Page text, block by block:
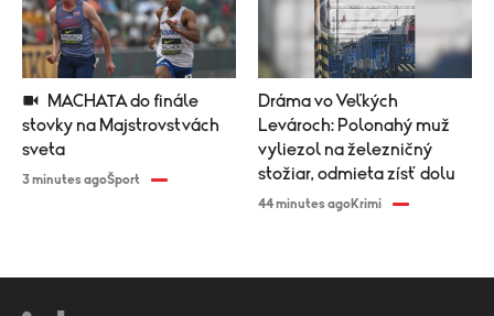
stovky na Majstrovstvách
sveta
3 minutes agoŠport
Dráma vo Veľkých
Levároch: Polonahý muž
vyliezol na železničný
stožiar, odmieta zísť dolu
44 minutes agoKrimi